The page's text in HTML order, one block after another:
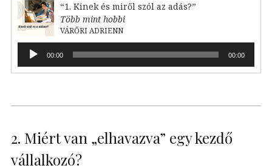
“1. Kinek és miről szól az adás?”
Több mint hobbi
VÁRŐRI ADRIENN
Audió
lejátszó00:00 00:00
2. Miért van „elhavazva” egy kezdő
vállalkozó?